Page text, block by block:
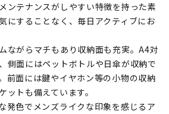
ンテナンスがしやすい特徴を持った素
にすることなく、毎日アクティブにお
ながらマチもあり収納面も充実。A4対
側面にはペットボトルや日傘が収納で
前面には鍵やイヤホン等の小物の収納
ットも備えています。
発色でメンズライクな印象を感じるア